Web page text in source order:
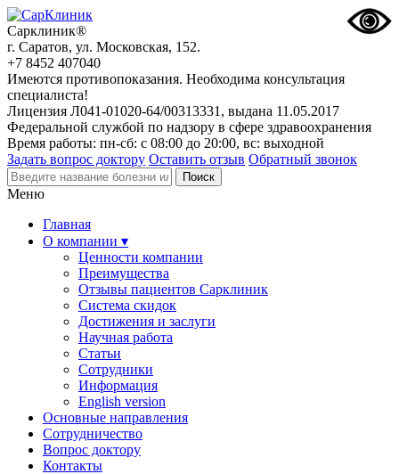
Сарклиник®
г. Саратов, ул. Московская, 152.
+7 8452 407040
Имеются противопоказания. Необходима консультация
специалиста!
Лицензия Л041-01020-64/00313331, выдана 11.05.2017
Федеральной службой по надзору в сфере здравоохранения
Время работы: пн-сб: с 08:00 до 20:00, вс: выходной
Задать вопрос доктору Оставить отзыв Обратный звонок
Меню
Главная
О компании ▾
Ценности компании
Преимущества
Отзывы пациентов Сарклиник
Система скидок
Достижения и заслуги
Научная работа
Статьи
Сотрудники
Информация
English version
Основные направления
Сотрудничество
Вопрос доктору
Контакты